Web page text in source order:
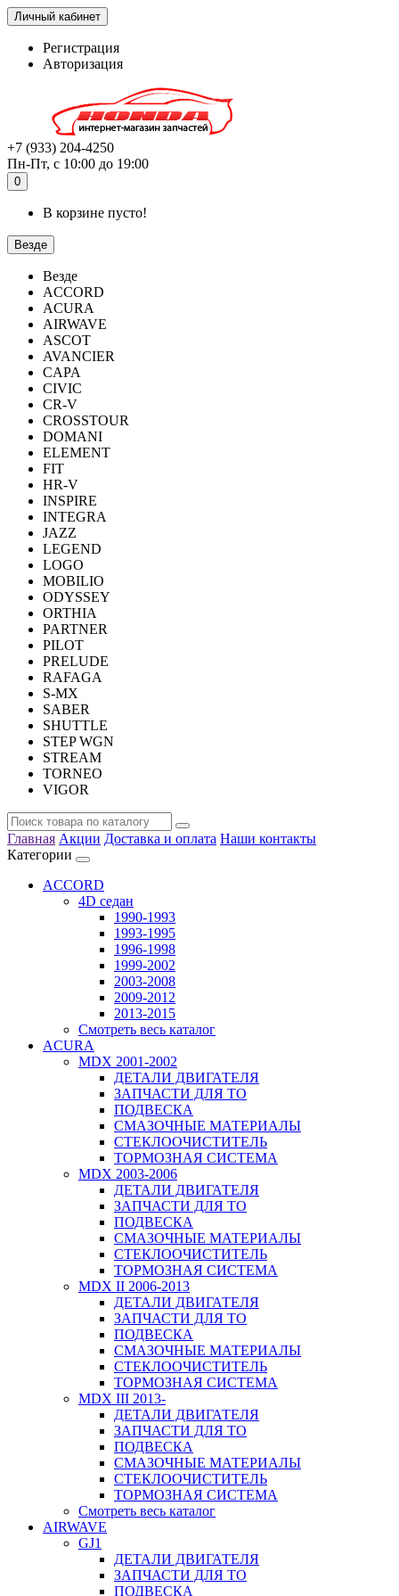
Личный кабинет
Регистрация
Авторизация
+7 (933) 204-4250
Пн-Пт, с 10:00 до 19:00
0
В корзине пусто!
Везде
Везде
ACCORD
ACURA
AIRWAVE
ASCOT
AVANCIER
CAPA
CIVIC
CR-V
CROSSTOUR
DOMANI
ELEMENT
FIT
HR-V
INSPIRE
INTEGRA
JAZZ
LEGEND
LOGO
MOBILIO
ODYSSEY
ORTHIA
PARTNER
PILOT
PRELUDE
RAFAGA
S-MX
SABER
SHUTTLE
STEP WGN
STREAM
TORNEO
VIGOR
Главная Акции Доставка и оплата Наши контакты
Категории
ACCORD
4D седан
1990-1993
1993-1995
1996-1998
1999-2002
2003-2008
2009-2012
2013-2015
Смотреть весь каталог
ACURA
MDX 2001-2002
ДЕТАЛИ ДВИГАТЕЛЯ
ЗАПЧАСТИ ДЛЯ ТО
ПОДВЕСКА
СМАЗОЧНЫЕ МАТЕРИАЛЫ
СТЕКЛООЧИСТИТЕЛЬ
ТОРМОЗНАЯ СИСТЕМА
MDX 2003-2006
ДЕТАЛИ ДВИГАТЕЛЯ
ЗАПЧАСТИ ДЛЯ ТО
ПОДВЕСКА
СМАЗОЧНЫЕ МАТЕРИАЛЫ
СТЕКЛООЧИСТИТЕЛЬ
ТОРМОЗНАЯ СИСТЕМА
MDX II 2006-2013
ДЕТАЛИ ДВИГАТЕЛЯ
ЗАПЧАСТИ ДЛЯ ТО
ПОДВЕСКА
СМАЗОЧНЫЕ МАТЕРИАЛЫ
СТЕКЛООЧИСТИТЕЛЬ
ТОРМОЗНАЯ СИСТЕМА
MDX III 2013-
ДЕТАЛИ ДВИГАТЕЛЯ
ЗАПЧАСТИ ДЛЯ ТО
ПОДВЕСКА
СМАЗОЧНЫЕ МАТЕРИАЛЫ
СТЕКЛООЧИСТИТЕЛЬ
ТОРМОЗНАЯ СИСТЕМА
Смотреть весь каталог
AIRWAVE
GJ1
ДЕТАЛИ ДВИГАТЕЛЯ
ЗАПЧАСТИ ДЛЯ ТО
ПОДВЕСКА